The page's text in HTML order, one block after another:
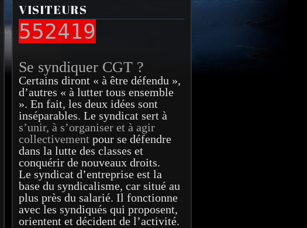
VISITEURS
552419
Se syndiquer CGT ?
Certains diront « à être défendu »,
d’autres « à lutter tous ensemble
». En fait, les deux idées sont
inséparables. Le syndicat sert à
s’unir, à s’organiser et à agir
collectivement pour se défendre
dans la lutte des classes et
conquérir de nouveaux droits.
Le syndicat d’entreprise est la
base du syndicalisme, car situé au
plus près du salarié. Il fonctionne
avec les syndiqués qui proposent,
orientent et décident de l’activité.